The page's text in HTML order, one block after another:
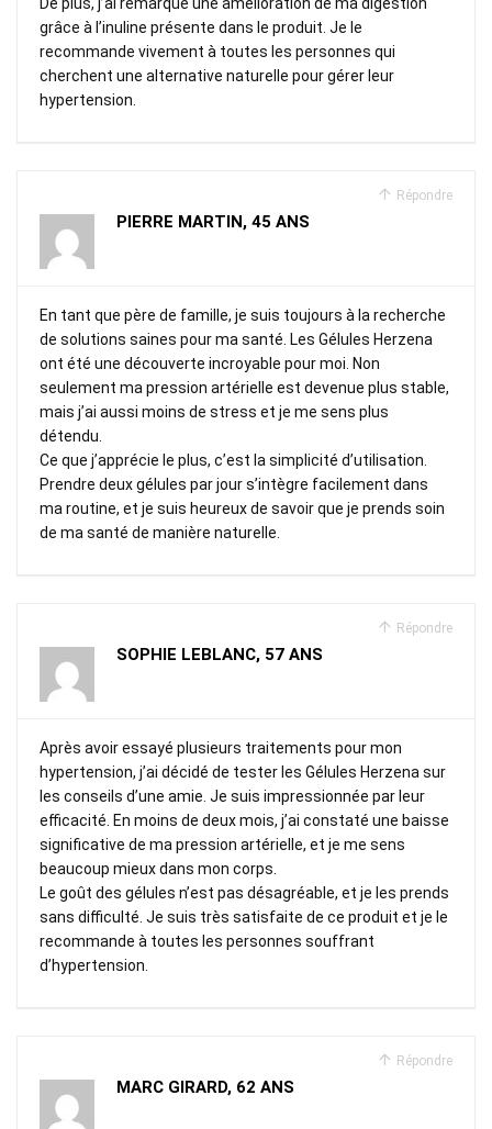
grâce à l’inuline présente dans le produit. Je le
recommande vivement à toutes les personnes qui
cherchent une alternative naturelle pour gérer leur
hypertension.
Répondre
PIERRE MARTIN, 45 ANS
En tant que père de famille, je suis toujours à la recherche
de solutions saines pour ma santé. Les Gélules Herzena
ont été une découverte incroyable pour moi. Non
seulement ma pression artérielle est devenue plus stable,
mais j’ai aussi moins de stress et je me sens plus
détendu.
Ce que j’apprécie le plus, c’est la simplicité d’utilisation.
Prendre deux gélules par jour s’intègre facilement dans
ma routine, et je suis heureux de savoir que je prends soin
de ma santé de manière naturelle.
Répondre
SOPHIE LEBLANC, 57 ANS
Après avoir essayé plusieurs traitements pour mon
hypertension, j’ai décidé de tester les Gélules Herzena sur
les conseils d’une amie. Je suis impressionnée par leur
efficacité. En moins de deux mois, j’ai constaté une baisse
significative de ma pression artérielle, et je me sens
beaucoup mieux dans mon corps.
Le goût des gélules n’est pas désagréable, et je les prends
sans difficulté. Je suis très satisfaite de ce produit et je le
recommande à toutes les personnes souffrant
d’hypertension.
Répondre
MARC GIRARD, 62 ANS